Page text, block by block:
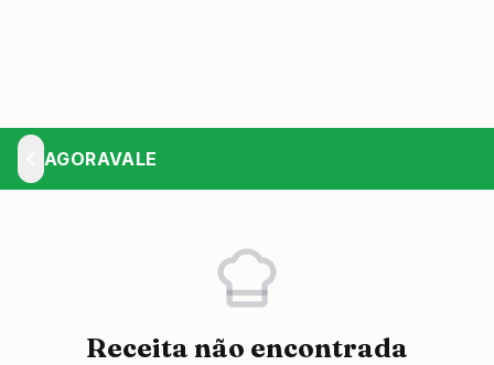
AGORAVALE
Receita não encontrada